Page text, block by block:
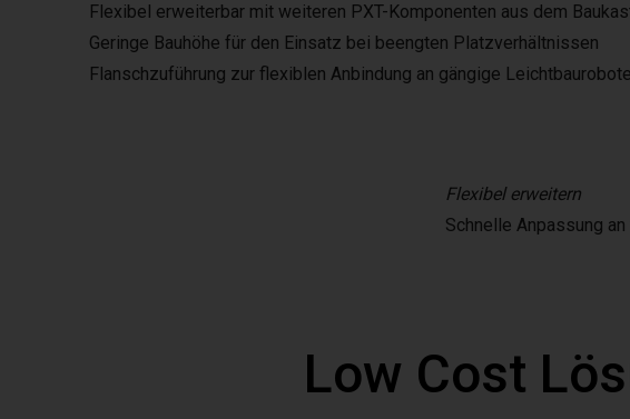
Flexibel erweiterbar mit weiteren PXT-Komponenten aus dem
Geringe Bauhöhe für den Einsatz bei beengten Platzverhältnissen
Flanschzuführung zur flexiblen Anbindung an gängige
Flexibel erweitern
Schnelle Anpassung
Low Cost